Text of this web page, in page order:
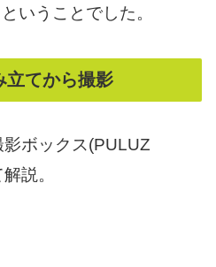
いうことでした。
立てから撮影
ボックス(PULUZ
説。